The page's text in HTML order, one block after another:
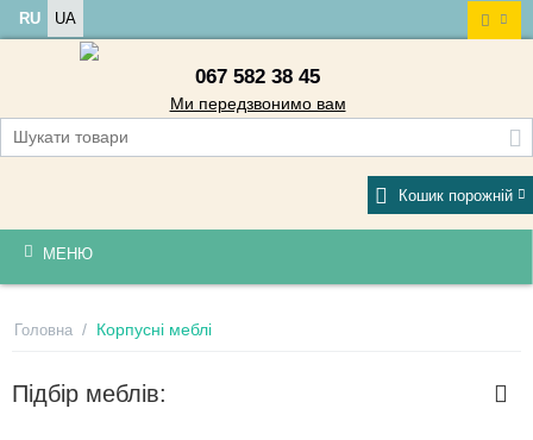
RU UA
067 582 38 45
Ми передзвонимо вам
Кошик порожній
МЕНЮ
Головна / Корпусні меблі
Підбір меблів: